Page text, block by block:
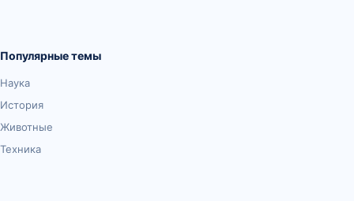
Популярные темы
Наука
История
Животные
Техника